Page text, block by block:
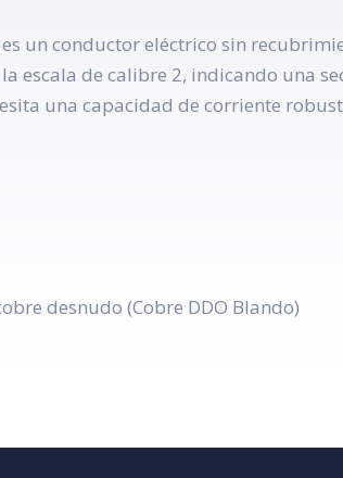
un conductor eléctrico sin
escala de calibre 2, indicando una
una capacidad de corriente
desnudo (Cobre DDO Blando)